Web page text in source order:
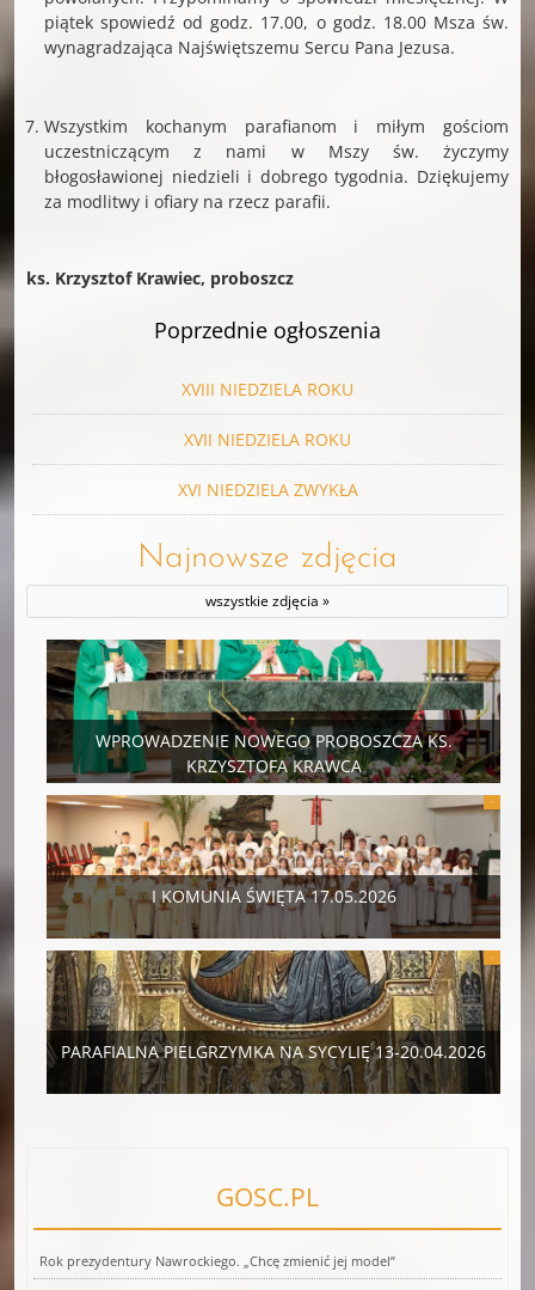
piątek spowiedź od godz. 17.00, o godz. 18.00 Msza św.
wynagradzająca Najświętszemu Sercu Pana Jezusa.
Wszystkim kochanym parafianom i miłym gościom
uczestniczącym z nami w Mszy św. życzymy
błogosławionej niedzieli i dobrego tygodnia. Dziękujemy
za modlitwy i ofiary na rzecz parafii.
ks. Krzysztof Krawiec, proboszcz
Poprzednie ogłoszenia
XVIII NIEDZIELA ROKU
XVII NIEDZIELA ROKU
XVI NIEDZIELA ZWYKŁA
Najnowsze zdjęcia
wszystkie zdjęcia »
WPROWADZENIE NOWEGO PROBOSZCZA KS.
KRZYSZTOFA KRAWCA
I KOMUNIA ŚWIĘTA 17.05.2026
PARAFIALNA PIELGRZYMKA NA SYCYLIĘ 13-20.04.2026
GOSC.PL
Rok prezydentury Nawrockiego. „Chcę zmienić jej model”